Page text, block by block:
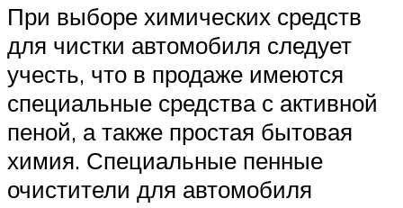
При выборе химических средств
для чистки автомобиля следует
учесть, что в продаже имеются
специальные средства с активной
пеной, а также простая бытовая
химия. Специальные пенные
очистители для автомобиля